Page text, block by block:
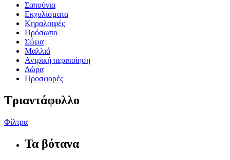
Σαπούνια
Εκχυλίσματα
Κηραλοιφές
Πρόσωπο
Σώμα
Μαλλιά
Αντρική περιποίηση
Δώρα
Προσφορές
Τριαντάφυλλο
Φίλτρα
Τα βότανα